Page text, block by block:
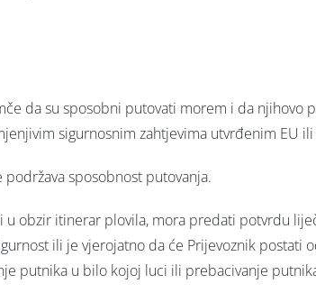
da su sposobni putovati morem i da
sigurnosnim zahtjevima utvrđenim EU
sposobnost putovanja.
obzir itinerar plovila, mora predati potvrdu
ili je vjerojatno da će Prijevoznik postati
putnika u bilo kojoj luci ili prebacivanje